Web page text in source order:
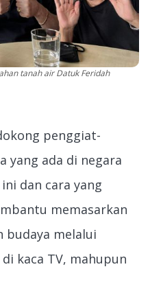
tanah air Datuk Feridah
penggiat-
yang ada di negara
dan cara yang
memasarkan
budaya melalui
kaca TV, mahupun